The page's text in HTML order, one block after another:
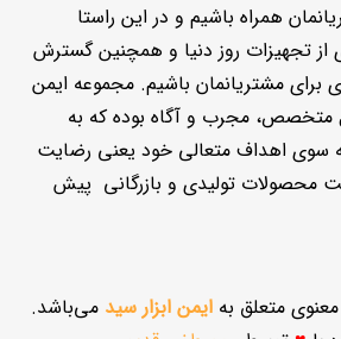
همراه باشیم و در این راستا
از تجهیزات روز دنیا و همچنین گسترش
برای مشتریانمان باشیم. مجموعه ایمن
متخصص، مجرب و آگاه بوده که به
سوی اهداف متعالی خود یعنی رضایت
محصولات تولیدی و بازرگانی پیش
متعلق به ایمن ابزار سید می‌باشد.